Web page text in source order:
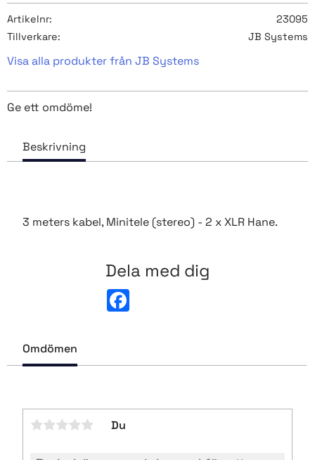
Artikelnr
23095
Tillverkare
JB Systems
Visa alla produkter från JB Systems
Ge ett omdöme!
3 meters kabel, Minitele (stereo) - 2 x XLR Hane.
Dela med dig
o
Omdömen
Du